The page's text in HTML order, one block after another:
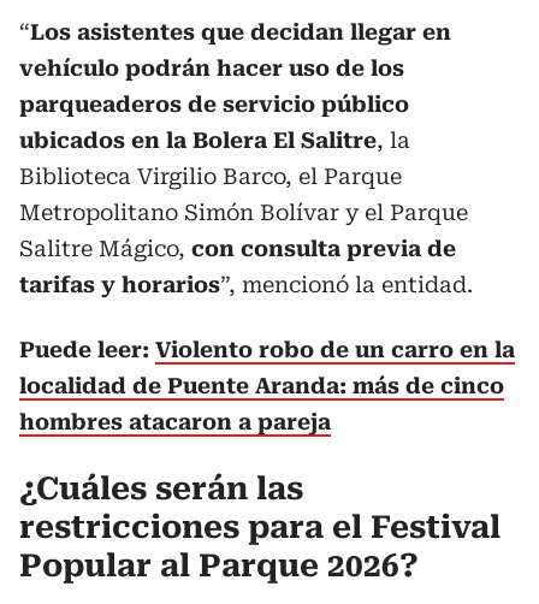
“Los asistentes que decidan llegar en
vehículo podrán hacer uso de los
parqueaderos de servicio público
ubicados en la Bolera El Salitre, la
Biblioteca Virgilio Barco, el Parque
Metropolitano Simón Bolívar y el Parque
Salitre Mágico, con consulta previa de
tarifas y horarios”, mencionó la entidad.
Puede leer: Violento robo de un carro en la
localidad de Puente Aranda: más de cinco
hombres atacaron a pareja
¿Cuáles serán las
restricciones para el Festival
Popular al Parque 2026?